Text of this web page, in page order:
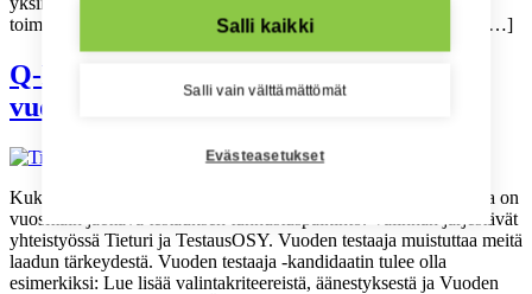
Salli kaikki
Salli vain välttämättömät
Evästeasetukset
toimiviin käytäntöihin ja siihen, että ihmiset tunnetaan oikeasti. […]
Q-Factoryn Timo Övermark ehdolla
vuoden testaajaksi
Kuka on Vuo­den tes­taa­ja 2025? (Lähde: Tieturi) Vuoden testaaja on
vuosittain jaettava testauksen tunnustuspalkinto. Valinnan järjestävät
yhteistyössä Tieturi ja TestausOSY. Vuoden testaaja muistuttaa meitä
laadun tärkeydestä. Vuoden testaaja -kandidaatin tulee olla
esimerkiksi: Lue lisää valintakriteereistä, äänestyksestä ja Vuoden